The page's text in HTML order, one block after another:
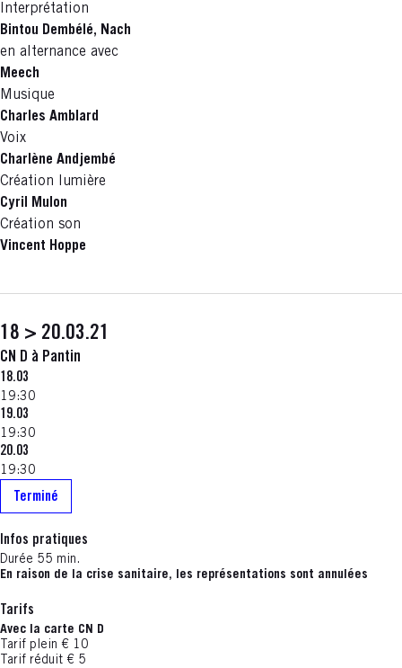
Interprétation
Bintou Dembélé, Nach
en alternance avec
Meech
Musique
Charles Amblard
Voix
Charlène Andjembé
Création lumière
Cyril Mulon
Création son
Vincent Hoppe
18 > 20.03.21
CN D à Pantin
18.03
19:30
19.03
19:30
20.03
19:30
Terminé
Infos pratiques
Durée 55 min.
En raison de la crise sanitaire, les représentations sont annulées
Tarifs
Avec la carte CN D
Tarif plein € 10
Tarif réduit € 5